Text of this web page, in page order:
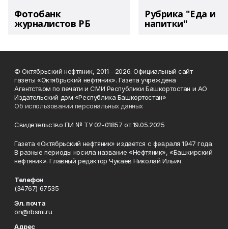
Фотобанк
журналистов РБ
Рубрика "Еда и
напитки"
© Октябрьский нефтяник, 2011—2026. Официальный сайт
газеты «Октябрьский нефтяник». Газета учреждена
Агентством по печати и СМИ Республики Башкортостан и АО
Издательский дом «Республика Башкортостан»
Об использовании персональных данных
Свидетельство ПИ № ТУ 02-01857 от 19.05.2025
Газета «Октябрьский нефтяник» издается с февраля 1947 года.
В разные периоды носила название «Нефтяник», «Башкирский
нефтяник». Главный редактор Чукаев Николай Ильич
Телефон
(34767) 67535
Эл. почта
on@rbsmi.ru
Адрес